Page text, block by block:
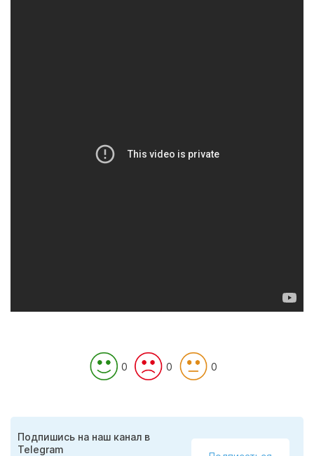
0 0 0
Подпишись на наш канал в
Telegram